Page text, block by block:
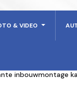
& VIDEO
inbouwmontage